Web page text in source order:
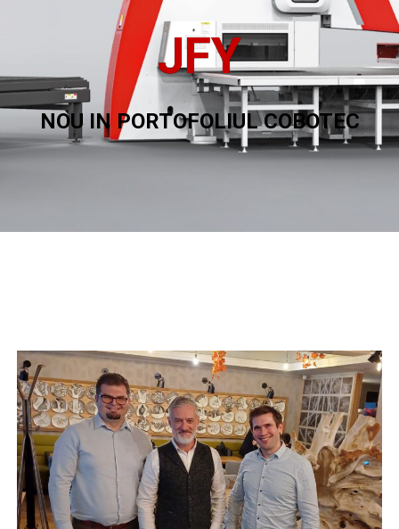
JFY
NOU IN PORTOFOLIUL COBOTEC